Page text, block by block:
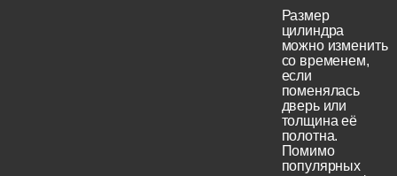
Размер
цилиндра
можно изменить
со временем,
если
поменялась
дверь или
толщина её
полотна.
Помимо
популярных